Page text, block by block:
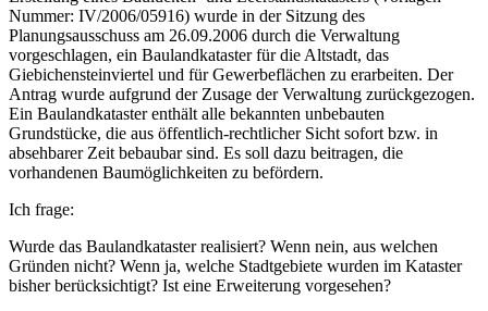
Nummer: IV/2006/05916) wurde in der Sitzung des
Planungsausschuss am 26.09.2006 durch die Verwaltung
vorgeschlagen, ein Baulandkataster für die Altstadt, das
Giebichensteinviertel und für Gewerbeflächen zu erarbeiten. Der
Antrag wurde aufgrund der Zusage der Verwaltung zurückgezogen.
Ein Baulandkataster enthält alle bekannten unbebauten
Grundstücke, die aus öffentlich-rechtlicher Sicht sofort bzw. in
absehbarer Zeit bebaubar sind. Es soll dazu beitragen, die
vorhandenen Baumöglichkeiten zu befördern.
Ich frage:
Wurde das Baulandkataster realisiert? Wenn nein, aus welchen
Gründen nicht? Wenn ja, welche Stadtgebiete wurden im Kataster
bisher berücksichtigt? Ist eine Erweiterung vorgesehen?